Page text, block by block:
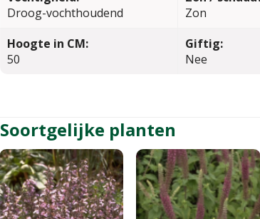
Droog-vochthoudend
Zon
Hoogte in CM:
50
Giftig:
Nee
Soortgelijke planten